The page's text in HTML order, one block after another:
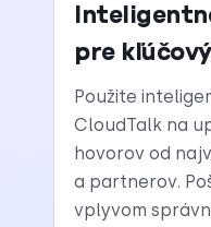
pre
Použite
CloudTalk na
hovorov od
a partnerov.
vplyvom